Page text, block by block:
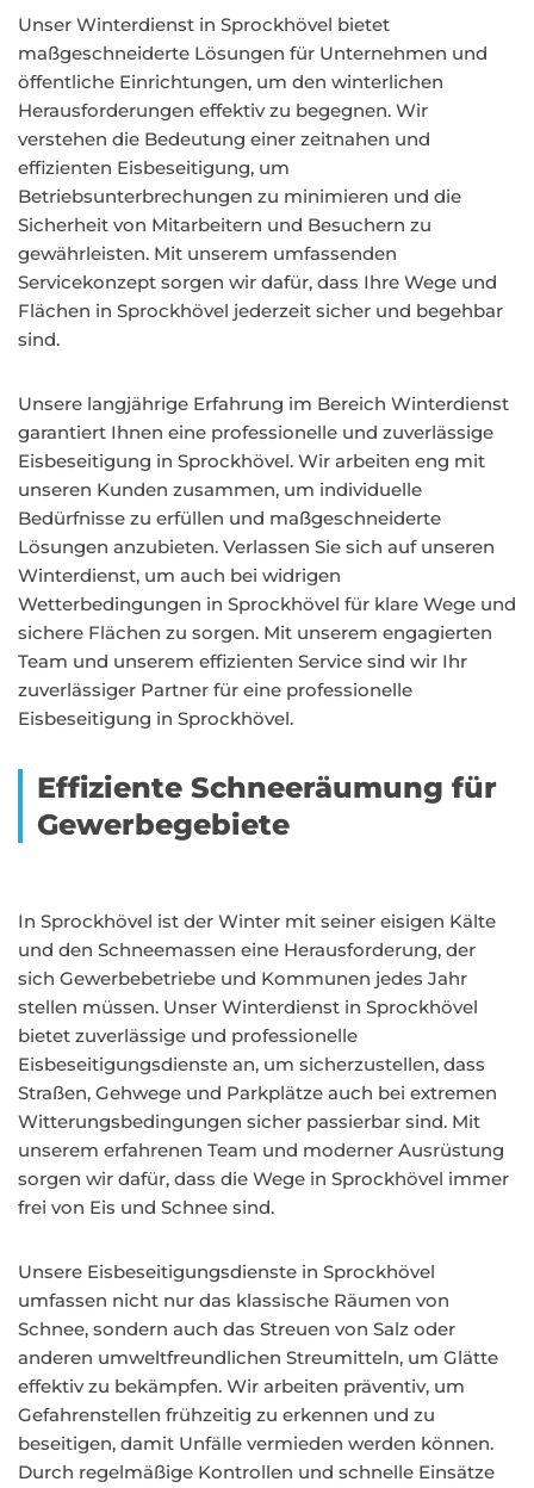
Unser Winterdienst in Sprockhövel bietet
maßgeschneiderte Lösungen für Unternehmen und
öffentliche Einrichtungen, um den winterlichen
Herausforderungen effektiv zu begegnen. Wir
verstehen die Bedeutung einer zeitnahen und
effizienten Eisbeseitigung, um
Betriebsunterbrechungen zu minimieren und die
Sicherheit von Mitarbeitern und Besuchern zu
gewährleisten. Mit unserem umfassenden
Servicekonzept sorgen wir dafür, dass Ihre Wege und
Flächen in Sprockhövel jederzeit sicher und begehbar
sind.
Unsere langjährige Erfahrung im Bereich Winterdienst
garantiert Ihnen eine professionelle und zuverlässige
Eisbeseitigung in Sprockhövel. Wir arbeiten eng mit
unseren Kunden zusammen, um individuelle
Bedürfnisse zu erfüllen und maßgeschneiderte
Lösungen anzubieten. Verlassen Sie sich auf unseren
Winterdienst, um auch bei widrigen
Wetterbedingungen in Sprockhövel für klare Wege und
sichere Flächen zu sorgen. Mit unserem engagierten
Team und unserem effizienten Service sind wir Ihr
zuverlässiger Partner für eine professionelle
Eisbeseitigung in Sprockhövel.
Effiziente Schneeräumung für
Gewerbegebiete
In Sprockhövel ist der Winter mit seiner eisigen Kälte
und den Schneemassen eine Herausforderung, der
sich Gewerbebetriebe und Kommunen jedes Jahr
stellen müssen. Unser Winterdienst in Sprockhövel
bietet zuverlässige und professionelle
Eisbeseitigungsdienste an, um sicherzustellen, dass
Straßen, Gehwege und Parkplätze auch bei extremen
Witterungsbedingungen sicher passierbar sind. Mit
unserem erfahrenen Team und moderner Ausrüstung
sorgen wir dafür, dass die Wege in Sprockhövel immer
frei von Eis und Schnee sind.
Unsere Eisbeseitigungsdienste in Sprockhövel
umfassen nicht nur das klassische Räumen von
Schnee, sondern auch das Streuen von Salz oder
anderen umweltfreundlichen Streumitteln, um Glätte
effektiv zu bekämpfen. Wir arbeiten präventiv, um
Gefahrenstellen frühzeitig zu erkennen und zu
beseitigen, damit Unfälle vermieden werden können.
Durch regelmäßige Kontrollen und schnelle Einsätze